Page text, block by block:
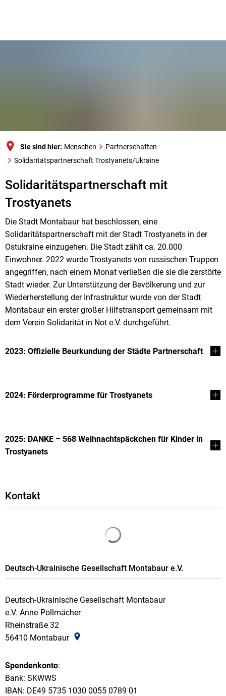
Sie sind hier: Menschen
Partnerschaften
Solidaritätspartnerschaft Trostyanets/Ukraine
Solidaritätspartnerschaft
Trostyanets/Ukraine
Solidaritätspartnerschaft mit
Trostyanets
Die Stadt Montabaur hat beschlossen, eine
Solidaritätspartnerschaft mit der Stadt Trostyanets in der
Ostukraine einzugehen. Die Stadt zählt ca. 20.000
Einwohner. 2022 wurde Trostyanets von russischen Truppen
angegriffen, nach einem Monat verließen die sie die zerstörte
Stadt wieder. Zur Unterstützung der Bevölkerung und zur
Wiederherstellung der Infrastruktur wurde von der Stadt
Montabaur ein erster großer Hilfstransport gemeinsam mit
dem Verein Solidarität in Not e.V. durchgeführt.
2023: Offizielle Beurkundung der Städte Partnerschaft
2024: Förderprogramme für Trostyanets
2025: DANKE – 568 Weihnachtspäckchen für Kinder in
Trostyanets
Kontakt
Deutsch-Ukrainische Gesellschaft Montabaur e.V.
Deutsch-Ukrainische Gesellschaft Montabaur
e.V. Anne Pollmächer
Rheinstraße 32
56410 Montabaur
Spendenkonto:
Bank: SKWWS
IBAN: DE49 5735 1030 0055 0789 01